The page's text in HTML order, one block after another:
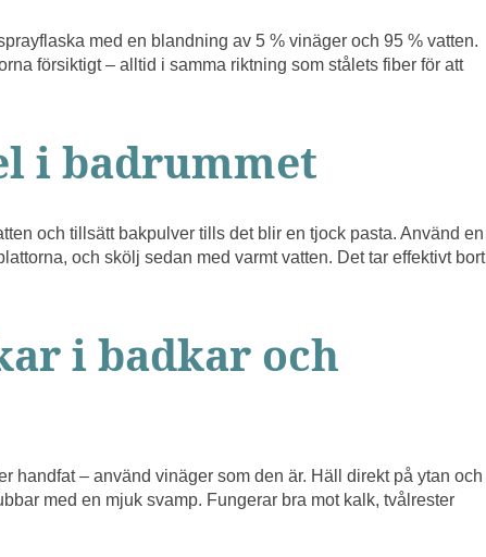
med en blandning av 5 % vinäger och 95 % vatten.
försiktigt – alltid i samma riktning som stålets fiber för att
i badrummet
och tillsätt bakpulver tills det blir en tjock pasta. Använd en
och skölj sedan med varmt vatten. Det tar effektivt bort
i badkar och
handfat – använd vinäger som den är. Häll direkt på ytan och
med en mjuk svamp. Fungerar bra mot kalk, tvålrester